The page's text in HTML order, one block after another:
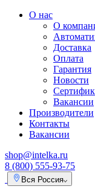
О нас
О
Доставка
Оплата
Гарантия
Новости
Вакансии
Производители
Контакты
Вакансии
shop@intelka.ru
8 (800) 555-93-75
Вся Россия